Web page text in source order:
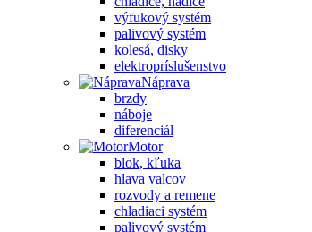
výfukový systém
palivový systém
kolesá, disky
elektropríslušenstvo
Náprava
brzdy
náboje
diferenciál
Motor
blok, kľuka
hlava valcov
rozvody a remene
chladiaci systém
palivový systém